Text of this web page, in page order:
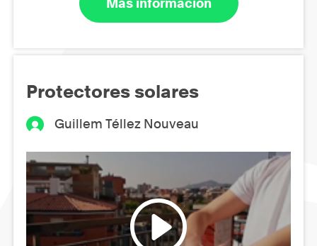
Más información
Protectores solares
Guillem Téllez Nouveau